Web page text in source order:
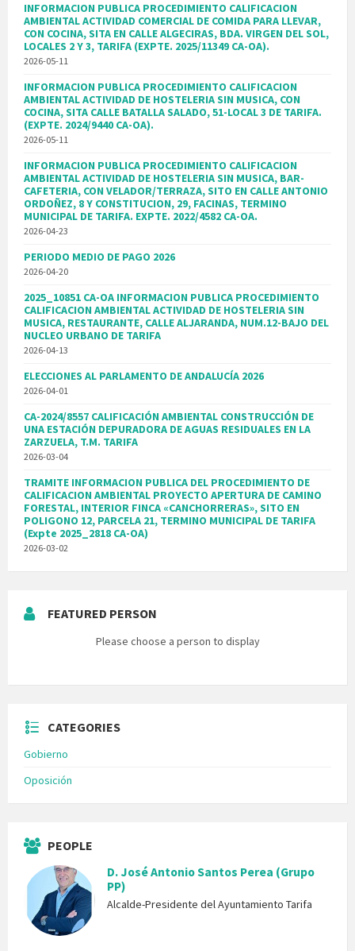
INFORMACION PUBLICA PROCEDIMIENTO CALIFICACION
AMBIENTAL ACTIVIDAD COMERCIAL DE COMIDA PARA LLEVAR,
CON COCINA, SITA EN CALLE ALGECIRAS, BDA. VIRGEN DEL SOL,
LOCALES 2 Y 3, TARIFA (EXPTE. 2025/11349 CA-OA).
2026-05-11
INFORMACION PUBLICA PROCEDIMIENTO CALIFICACION
AMBIENTAL ACTIVIDAD DE HOSTELERIA SIN MUSICA, CON
COCINA, SITA CALLE BATALLA SALADO, 51-LOCAL 3 DE TARIFA.
(EXPTE. 2024/9440 CA-OA).
2026-05-11
INFORMACION PUBLICA PROCEDIMIENTO CALIFICACION
AMBIENTAL ACTIVIDAD DE HOSTELERIA SIN MUSICA, BAR-
CAFETERIA, CON VELADOR/TERRAZA, SITO EN CALLE ANTONIO
ORDOÑEZ, 8 Y CONSTITUCION, 29, FACINAS, TERMINO
MUNICIPAL DE TARIFA. EXPTE. 2022/4582 CA-OA.
2026-04-23
PERIODO MEDIO DE PAGO 2026
2026-04-20
2025_10851 CA-OA INFORMACION PUBLICA PROCEDIMIENTO
CALIFICACION AMBIENTAL ACTIVIDAD DE HOSTELERIA SIN
MUSICA, RESTAURANTE, CALLE ALJARANDA, NUM.12-BAJO DEL
NUCLEO URBANO DE TARIFA
2026-04-13
ELECCIONES AL PARLAMENTO DE ANDALUCÍA 2026
2026-04-01
CA-2024/8557 CALIFICACIÓN AMBIENTAL CONSTRUCCIÓN DE
UNA ESTACIÓN DEPURADORA DE AGUAS RESIDUALES EN LA
ZARZUELA, T.M. TARIFA
2026-03-04
TRAMITE INFORMACION PUBLICA DEL PROCEDIMIENTO DE
CALIFICACION AMBIENTAL PROYECTO APERTURA DE CAMINO
FORESTAL, INTERIOR FINCA «CANCHORRERAS», SITO EN
POLIGONO 12, PARCELA 21, TERMINO MUNICIPAL DE TARIFA
(Expte 2025_2818 CA-OA)
2026-03-02
FEATURED PERSON
Please choose a person to display
CATEGORIES
Gobierno
Oposición
PEOPLE
D. José Antonio Santos Perea (Grupo
PP)
Alcalde-Presidente del Ayuntamiento Tarifa